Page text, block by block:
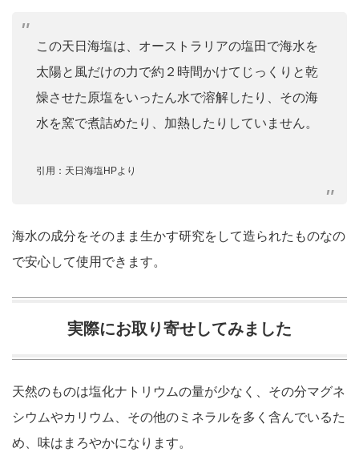
この天日海塩は、オーストラリアの塩田で海水を
太陽と風だけの力で約２時間かけてじっくりと乾
燥させた原塩をいったん水で溶解したり、その海
水を窯で煮詰めたり、加熱したりしていません。
引用：天日海塩HPより
海水の成分をそのまま生かす研究をして造られたものなの
で安心して使用できます。
実際にお取り寄せしてみました
天然のものは塩化ナトリウムの量が少なく、その分マグネ
シウムやカリウム、その他のミネラルを多く含んでいるた
め、味はまろやかになります。